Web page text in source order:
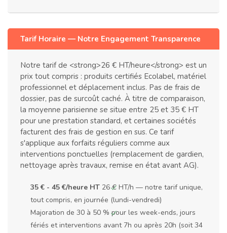
Tarif Horaire — Notre Engagement Transparence
Notre tarif de <strong>26 € HT/heure</strong> est un
prix tout compris : produits certifiés Ecolabel, matériel
professionnel et déplacement inclus. Pas de frais de
dossier, pas de surcoût caché. À titre de comparaison,
la moyenne parisienne se situe entre 25 et 35 € HT
pour une prestation standard, et certaines sociétés
facturent des frais de gestion en sus. Ce tarif
s'applique aux forfaits réguliers comme aux
interventions ponctuelles (remplacement de gardien,
nettoyage après travaux, remise en état avant AG).
35 € - 45 €/heure HT 26 € HT/h — notre tarif unique,
tout compris, en journée (lundi-vendredi)
Majoration de 30 à 50 % pour les week-ends, jours
fériés et interventions avant 7h ou après 20h (soit 34